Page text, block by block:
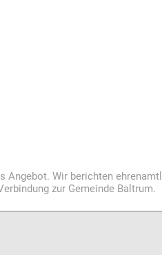
Angebot. Wir berichten
zur Gemeinde Baltrum.